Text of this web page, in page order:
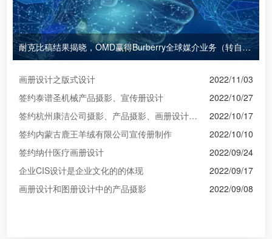
耐克比稿结果揭晓，OMD赢得Burberry全球媒介业务（转自广告狂人日报）
2022/11/03
画册设计之版式设计
2022/10/27
签约泰谱圣机械产品摄影、宣传册设计
2022/10/17
签约杭州康洁公司摄影、产品摄影、画册设计制作
2022/10/10
签约内蒙古鹿王羊绒有限公司宣传册制作
2022/09/24
签约纳什医疗画册设计
2022/09/17
企业CIS设计是企业文化的的体现
2022/09/08
画册设计和图册设计中的产品摄影